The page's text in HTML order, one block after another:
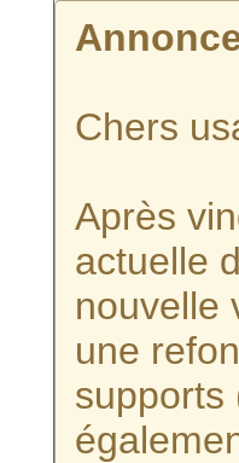
Chers
Après
actuelle
nouvelle
une
supports